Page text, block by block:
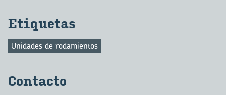
Eti­que­tas
Unidades de rodamientos
Con­tac­to